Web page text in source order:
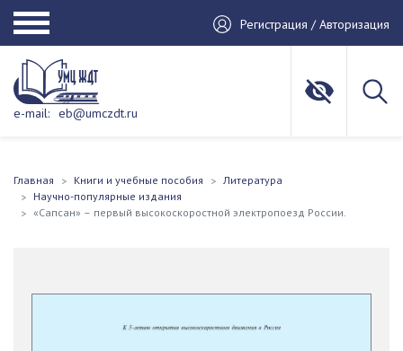
Регистрация / Авторизация
e-mail: eb@umczdt.ru
Главная Книги и учебные пособия
Литература
Научно-популярные издания
«Сапсан» – первый высокоскоростной электропоезд России.